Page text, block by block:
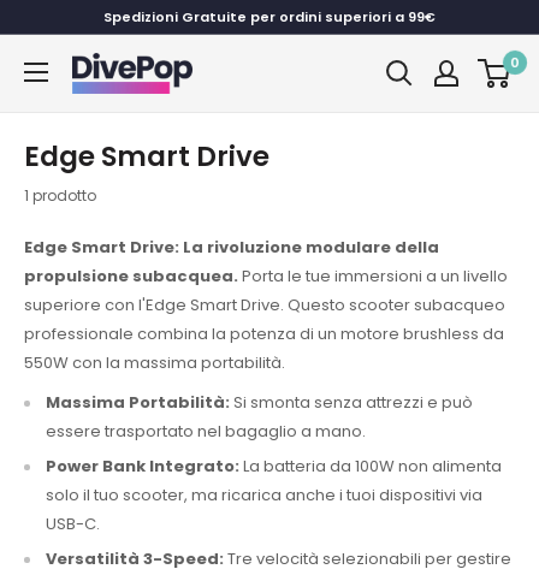
al
contenuto
Spedizioni Gratuite per ordini superiori a 99€
Dive
Pop
0
Edge Smart Drive
1 prodotto
Edge Smart Drive: La rivoluzione modulare della
propulsione subacquea. Porta le tue immersioni a un livello
superiore con l'Edge Smart Drive. Questo scooter subacqueo
professionale combina la potenza di un motore brushless da
550W con la massima portabilità.
Massima Portabilità: Si smonta senza attrezzi e può
essere trasportato nel bagaglio a mano.
Power Bank Integrato: La batteria da 100W non alimenta
solo il tuo scooter, ma ricarica anche i tuoi dispositivi via
USB-C.
Versatilità 3-Speed: Tre velocità selezionabili per gestire